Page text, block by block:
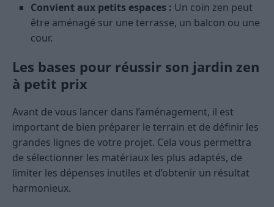
Convient aux petits espaces : Un coin zen peut
être aménagé sur une terrasse, un balcon ou une
cour.
Les bases pour réussir son jardin zen
à petit prix
Avant de vous lancer dans l’aménagement, il est
important de bien préparer le terrain et de définir les
grandes lignes de votre projet. Cela vous permettra
de sélectionner les matériaux les plus adaptés, de
limiter les dépenses inutiles et d’obtenir un résultat
harmonieux.